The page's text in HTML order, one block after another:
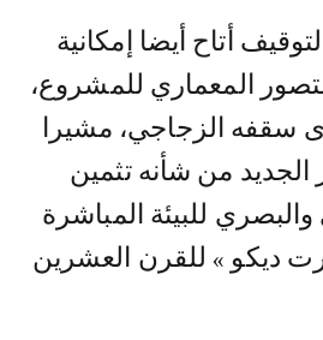
أتاح أيضا إمكانية
المعماري للمشروع،
سقفه الزجاجي، مشيرا
الجديد من شأنه تثمين
للبيئة المباشرة
ديكو » للقرن العشرين